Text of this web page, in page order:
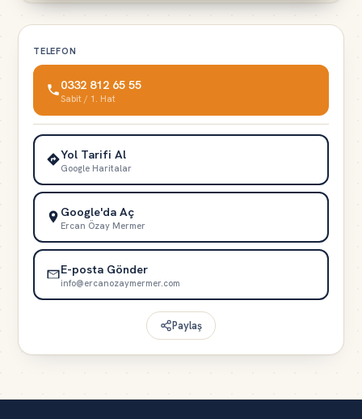
TELEFON
0332 812 65 55
Sabit / 1. Hat
Yol Tarifi Al
Google Haritalar
Google'da Aç
Ercan Özay Mermer
E-posta Gönder
info@ercanozaymermer.com
Paylaş